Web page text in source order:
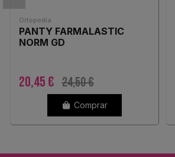
Ortopedia
PANTY FARMALASTIC
NORM GD
20,45 € 24,50 €
Comprar